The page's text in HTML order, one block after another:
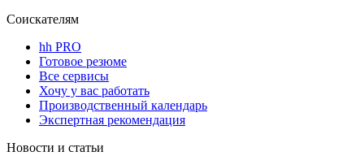
Соискателям
hh PRO
Готовое резюме
Все сервисы
Хочу у вас работать
Производственный календарь
Экспертная рекомендация
Новости и статьи